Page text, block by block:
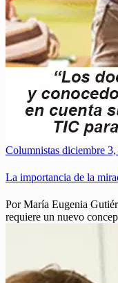
Columnistas diciembre
La importancia de la
Por María Eugenia
requiere un nuevo